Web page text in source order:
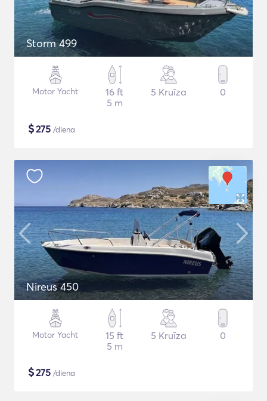
Storm 499
Motor Yacht
16 ft
5 m
5 Kruīza 0
$275 /diena
Nireus 450
Motor Yacht
15 ft
5 m
5 Kruīza 0
$275 /diena